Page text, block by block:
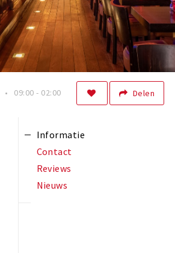
Delen
09:00 - 02:00
Informatie
Contact
Reviews
Nieuws